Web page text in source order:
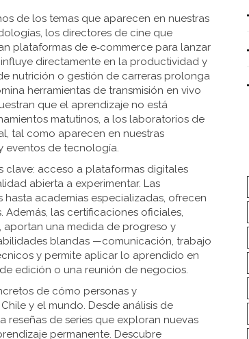
de los temas que aparecen en nuestras
los directores de cine que
plataformas de e‑commerce para lanzar
influye directamente en la productividad y
nutrición o gestión de carreras prolonga
herramientas de transmisión en vivo
que el aprendizaje no está
matutinos, a los laboratorios de
tal como aparecen en nuestras
eventos de tecnología.
clave: acceso a plataformas digitales
abierta a experimentar. Las
academias especializadas, ofrecen
las certificaciones oficiales,
una medida de progreso y
blandas —comunicación, trabajo
y permite aplicar lo aprendido en
edición o una reunión de negocios.
de cómo personas y
y el mundo. Desde análisis de
de series que exploran nuevas
permanente. Descubre